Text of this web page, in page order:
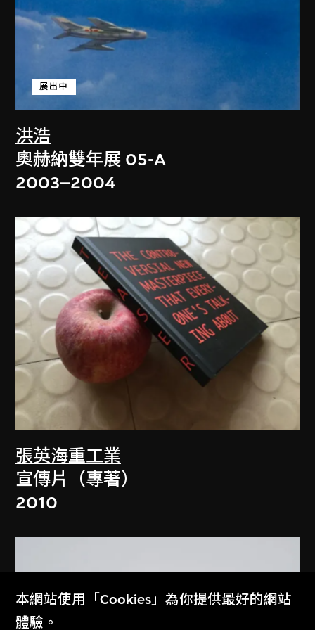
洪浩
展出中
奧赫納雙年展 05-A
2003–2004
張英海重工業
宣傳片（專著）
2010
本網站使用「Cookies」為你提供最好的網站
體驗。